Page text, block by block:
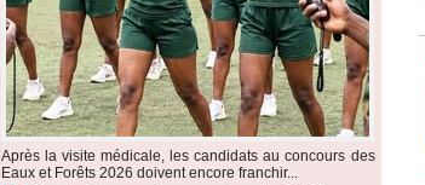
Après la visite médicale, les candidats au concours des
Eaux et Forêts 2026 doivent encore franchir...